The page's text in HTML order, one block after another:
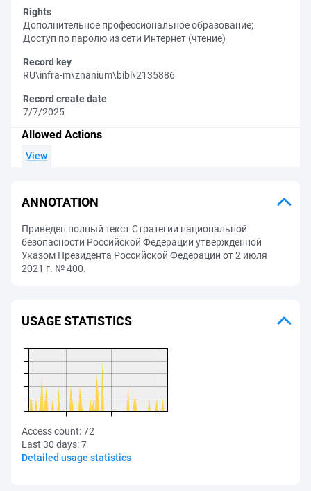
Rights
Дополнительное профессиональное образование;
Доступ по паролю из сети Интернет (чтение)
Record key
RU\infra-m\znanium\bibl\2135886
Record create date
7/7/2025
Allowed Actions
View
ANNOTATION
Приведен полный текст Стратегии национальной
безопасности Российской Федерации утвержденной
Указом Президента Российской Федерации от 2 июля
2021 г. № 400.
USAGE STATISTICS
Access count:72
Last 30 days:7
Detailed usage statistics